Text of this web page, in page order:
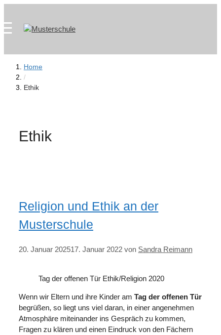
springen
content
Home
/
Ethik
Ethik
Religion und Ethik an der
Musterschule
20. Januar 202517. Januar 2022 von Sandra Reimann
Tag der offenen Tür Ethik/Religion 2020
Wenn wir Eltern und ihre Kinder am Tag der offenen Tür
begrüßen, so liegt uns viel daran, in einer angenehmen
Atmosphäre miteinander ins Gespräch zu kommen,
Fragen zu klären und einen Eindruck von den Fächern